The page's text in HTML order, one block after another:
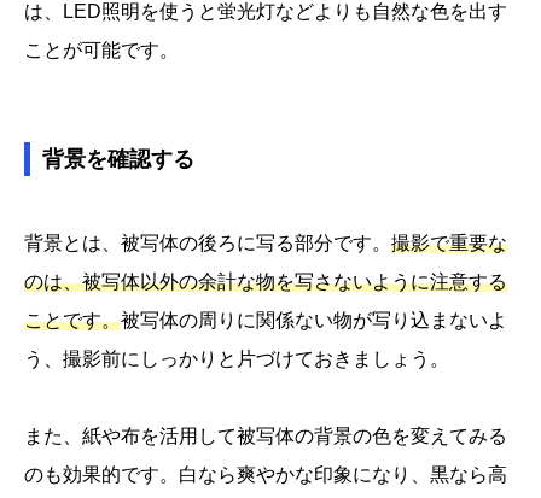
は、LED照明を使うと蛍光灯などよりも自然な色を出す
ことが可能です。
背景を確認する
背景とは、被写体の後ろに写る部分です。 撮影で重要な
のは、被写体以外の余計な物を写さないように注意する
ことです。被写体の周りに関係ない物が写り込まないよ
う、撮影前にしっかりと片づけておきましょう。
また、紙や布を活用して被写体の背景の色を変えてみる
のも効果的です。白なら爽やかな印象になり、黒なら高